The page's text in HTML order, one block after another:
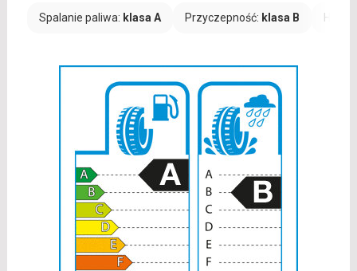
Spalanie paliwa: klasa A Przyczepność: klasa B Hałas: